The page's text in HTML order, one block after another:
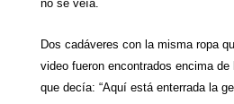
no se veía.
Dos cadáveres con la misma ropa
video fueron encontrados encima
que decía: “Aquí está enterrada la